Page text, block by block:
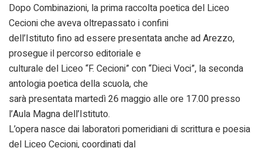
Dopo Combinazioni, la prima raccolta poetica del Liceo
Cecioni che aveva oltrepassato i confini
dell’Istituto fino ad essere presentata anche ad Arezzo,
prosegue il percorso editoriale e
culturale del Liceo “F. Cecioni” con “Dieci Voci”, la seconda
antologia poetica della scuola, che
sarà presentata martedì 26 maggio alle ore 17.00 presso
l’Aula Magna dell’Istituto.
L’opera nasce dai laboratori pomeridiani di scrittura e poesia
del Liceo Cecioni, coordinati dal